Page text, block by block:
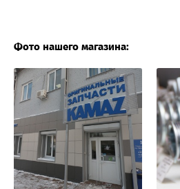
Фото нашего магазина: